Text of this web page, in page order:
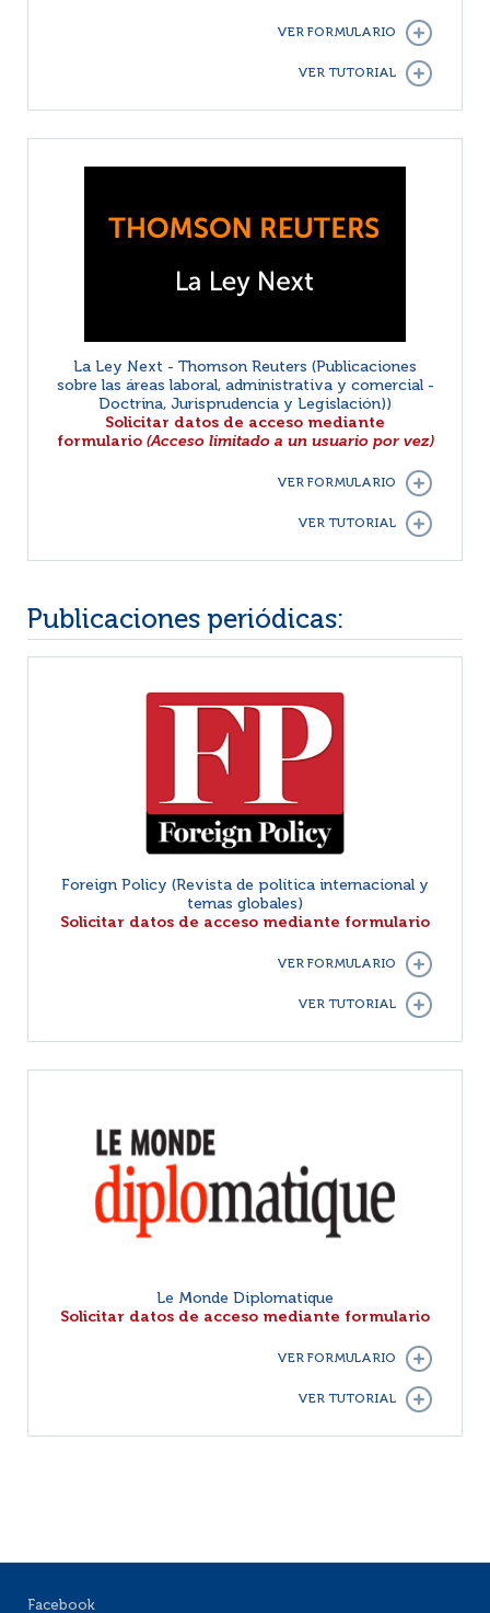
VER FORMULARIO
VER TUTORIAL
La Ley Next - Thomson Reuters (Publicaciones
sobre las áreas laboral, administrativa y comercial -
Doctrina, Jurisprudencia y Legislación))
Solicitar datos de acceso mediante
formulario (Acceso limitado a un usuario por vez)
VER FORMULARIO
VER TUTORIAL
Publicaciones periódicas:
Foreign Policy (Revista de política internacional y
temas globales)
Solicitar datos de acceso mediante formulario
VER FORMULARIO
VER TUTORIAL
Le Monde Diplomatique
Solicitar datos de acceso mediante formulario
VER FORMULARIO
VER TUTORIAL
Facebook